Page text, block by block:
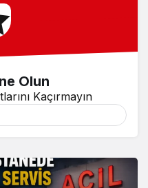
Olun
Kaçırmayın